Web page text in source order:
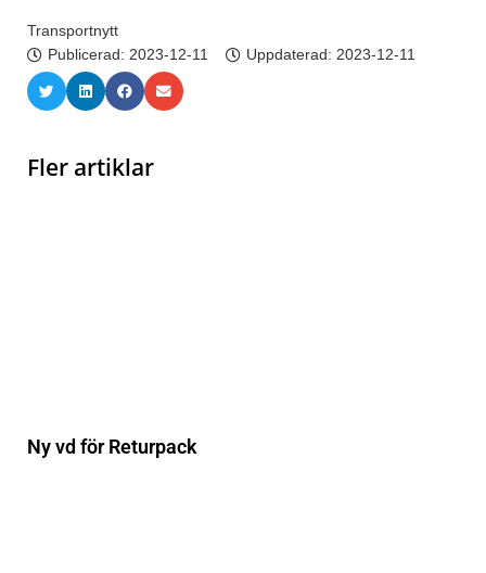
Transportnytt
Publicerad: 2023-12-11 Uppdaterad: 2023-12-11
Fler artiklar
Ny vd för Returpack